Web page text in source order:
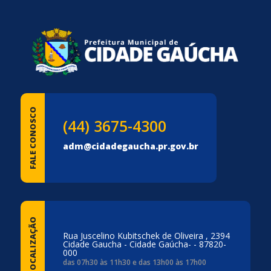
FALE CONOSCO (44) 3675-4300
adm@cidadegaucha.pr.gov.br
LOCALIZAÇÃO Rua Juscelino Kubitschek de Oliveira , 2394
Cidade Gaucha - Cidade Gaúcha- - 87820-
000
das 07h30 às 11h30 e das 13h00 às 17h00